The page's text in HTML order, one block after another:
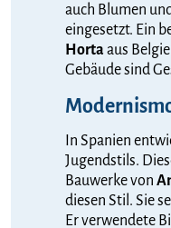
auch Blumen
eingesetzt. Ein
Hortaaus
Gebäude sind
In Spanien
Jugendstils.
Bauwerke von
diesen Stil. Sie
Er verwendete